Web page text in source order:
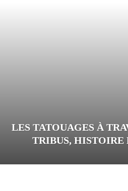
LES TATOUAGES À
TRIBUS,